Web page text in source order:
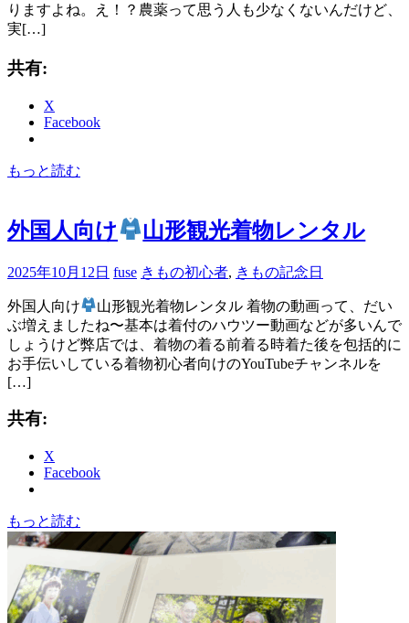
りますよね。え！？農薬って思う人も少なくないんだけど、
実[…]
共有:
X
Facebook
もっと読む
外国人向け 山形観光着物レンタル
2025年10月12日 fuse きもの初心者, きもの記念日
外国人向け
山形観光着物レンタル 着物の動画って、だい
ぶ増えましたね〜基本は着付のハウツー動画などが多いんで
しょうけど弊店では、着物の着る前着る時着た後を包括的に
お手伝いしている着物初心者向けのYouTubeチャンネルを
[…]
共有:
X
Facebook
もっと読む